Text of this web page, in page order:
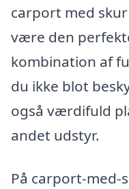
carport med
være den
kombination af
du ikke blot
også værdifuld
andet udstyr.
På carport-med-